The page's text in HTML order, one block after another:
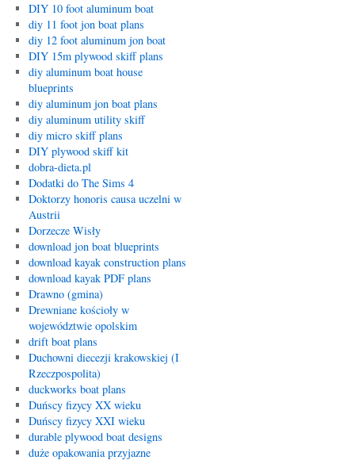
DIY 10 foot aluminum boat
diy 11 foot jon boat plans
diy 12 foot aluminum jon boat
DIY 15m plywood skiff plans
diy aluminum boat house
blueprints
diy aluminum jon boat plans
diy aluminum utility skiff
diy micro skiff plans
DIY plywood skiff kit
dobra-dieta.pl
Dodatki do The Sims 4
Doktorzy honoris causa uczelni w
Austrii
Dorzecze Wisły
download jon boat blueprints
download kayak construction plans
download kayak PDF plans
Drawno (gmina)
Drewniane kościoły w
województwie opolskim
drift boat plans
Duchowni diecezji krakowskiej (I
Rzeczpospolita)
duckworks boat plans
Duńscy fizycy XX wieku
Duńscy fizycy XXI wieku
durable plywood boat designs
duże opakowania przyjazne